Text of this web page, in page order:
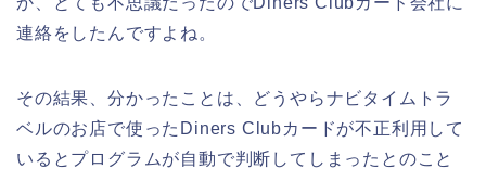
連絡をしたんですよね。
その結果、分かったことは、どうやらナビタイムトラ
ベルのお店で使ったDiners Clubカードが不正利用して
いるとプログラムが自動で判断してしまったとのこと